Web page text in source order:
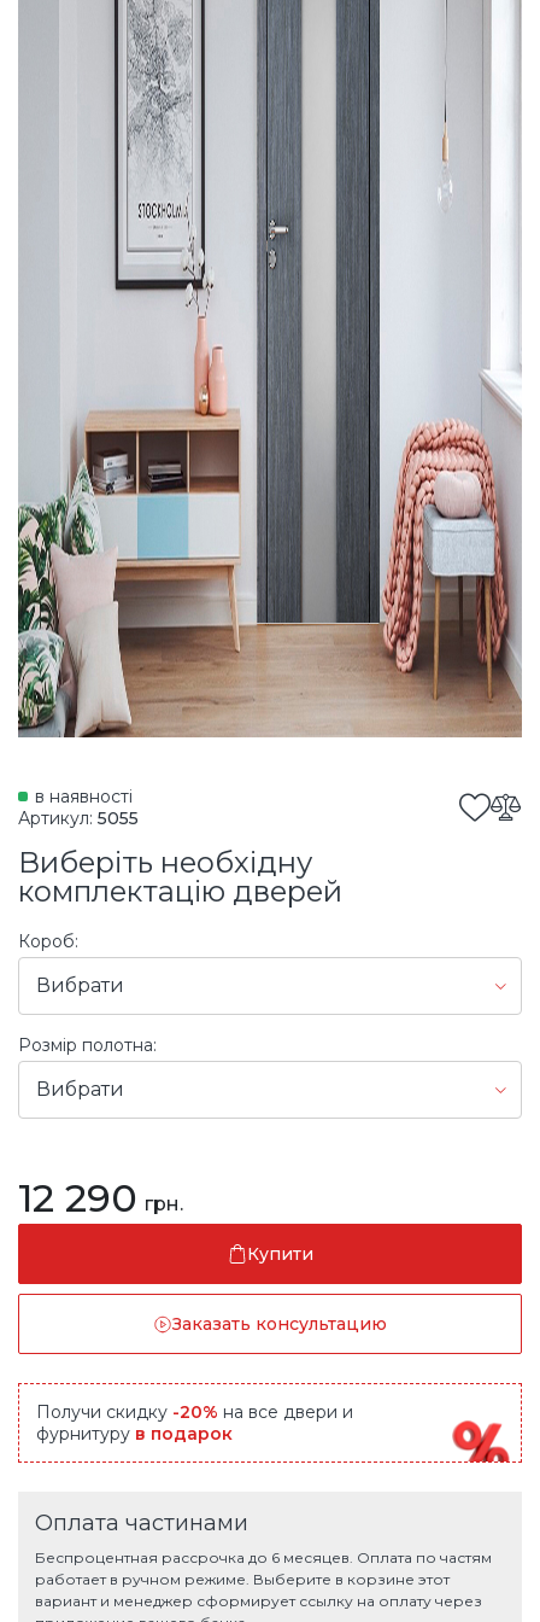
в наявності
Артикул: 5055
Виберіть необхідну
комплектацію дверей
Короб:
Вибрати
Розмір полотна:
Вибрати
12 290 грн.
Купити
Заказать консультацию
Получи скидку -20% на все двери и
фурнитуру в подарок
Оплата частинами
Беспроцентная рассрочка до 6 месяцев. Оплата по частям
работает в ручном режиме. Выберите в корзине этот
вариант и менеджер сформирует ссылку на оплату через